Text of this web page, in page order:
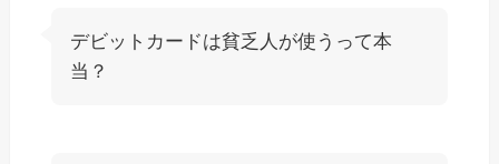
デビットカードは貧乏人が使うって本
当？